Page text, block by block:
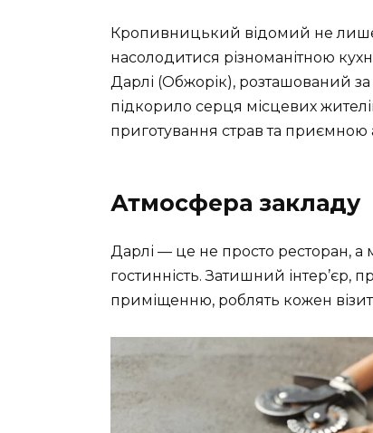
Кропивницький відомий не лише
насолодитися різноманітною
Дарлі (Обжорік), розташований
підкорило серця місцевих
приготування страв та
Атмосфера закладу
Дарлі — це не просто ресторан, а
гостинність. Затишний
приміщенню, роблять кожен